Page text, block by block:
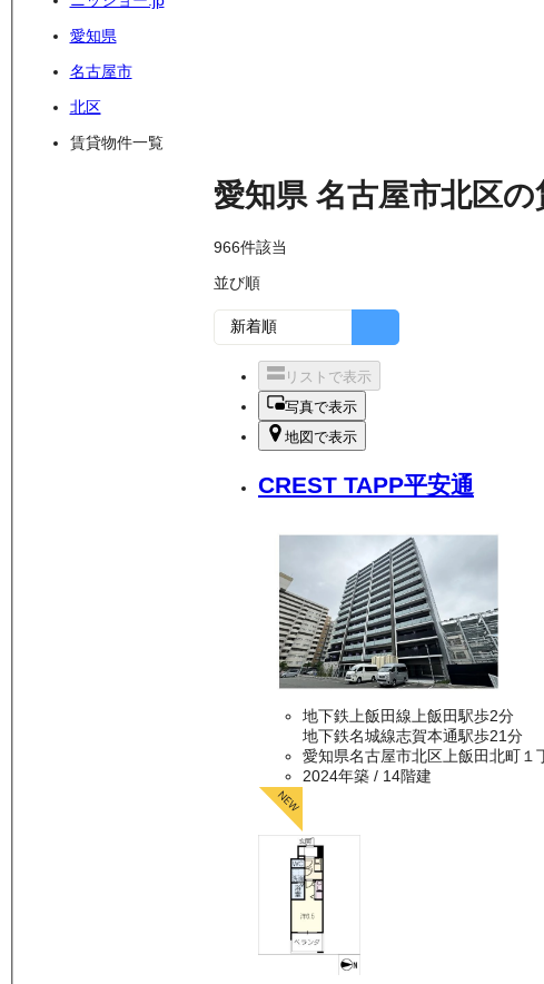
愛知県
名古屋市
北区
賃貸物件一覧
愛知県 名古屋市北区の
966件該当
並び順
リストで表示
写真で表示
地図で表示
CREST TAPP平安通
地下鉄上飯田線上飯田駅歩2分
地下鉄名城線志賀本通駅歩21分
愛知県名古屋市北区上飯田北町１
2024年築 / 14階建